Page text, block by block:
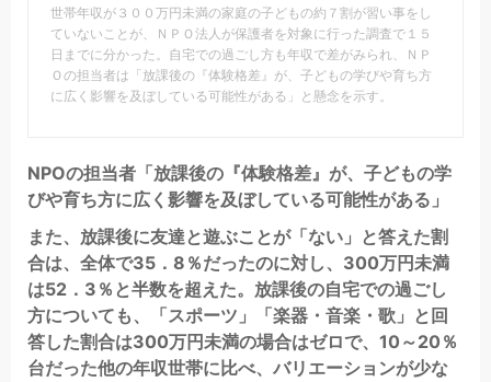
世帯年収が３００万円未満の家庭の子どもの約７割が習い事をし
ていないことが、ＮＰＯ法人が保護者を対象に行った調査で１５
日までに分かった。自宅での過ごし方も年収で差がみられ、ＮＰ
Ｏの担当者は「放課後の『体験格差』が、子どもの学びや育ち方
に広く影響を及ぼしている可能性がある」と懸念を示す。
NPOの担当者「放課後の『体験格差』が、子どもの学
びや育ち方に広く影響を及ぼしている可能性がある」
また、放課後に友達と遊ぶことが「ない」と答えた割
合は、全体で35．8％だったのに対し、300万円未満
は52．3％と半数を超えた。放課後の自宅での過ごし
方についても、「スポーツ」「楽器・音楽・歌」と回
答した割合は300万円未満の場合はゼロで、10～20％
台だった他の年収世帯に比べ、バリエーションが少な